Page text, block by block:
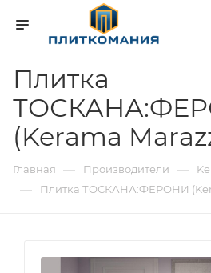
Плитка
(Kerama
Главная — Производители —
— Плитка ТОСКАНА:ФЕРОНИ